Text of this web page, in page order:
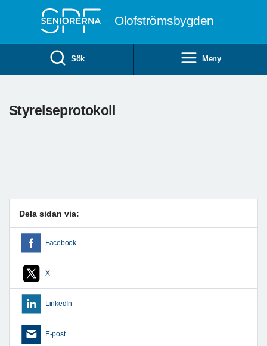
Olofströmsbygden
Sök Meny
Styrelseprotokoll
Dela sidan via:
Facebook
X
LinkedIn
E-post